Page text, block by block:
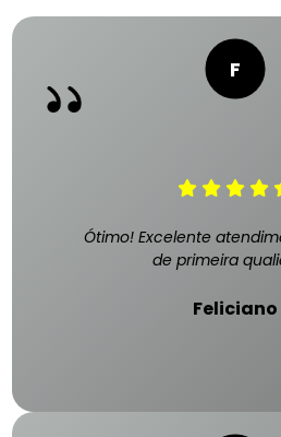
Ótimo! Excelente
de primeira
Feliciano